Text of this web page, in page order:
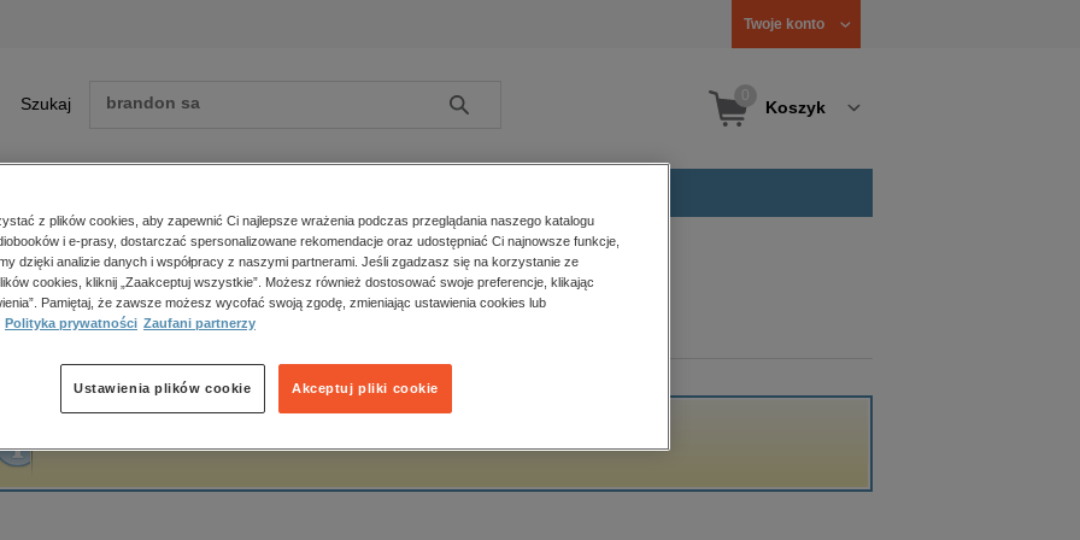
Twoje konto
Szukaj Szukaj Koszyk
Zobacz wszystkie E-prasa
polityka, społeczno-informacyjne
psychologiczne
popularno-naukowe
historia
główna Marek Wójtowicz
Wójtowicz
z plików cookies, aby zapewnić Ci najlepsze wrażenia podczas przeglądania naszego katalogu
i e-prasy, dostarczać spersonalizowane rekomendacje oraz udostępniać Ci najnowsze funkcje,
dzięki analizie danych i współpracy z naszymi partnerami. Jeśli zgadzasz się na korzystanie ze
cookies, kliknij „Zaakceptuj wszystkie”. Możesz również dostosować swoje preferencje, klikając
Pamiętaj, że zawsze możesz wycofać swoją zgodę, zmieniając ustawienia cookies lub
Polityka prywatności Zaufani partnerzy
Akceptuj pliki cookie
Ustawienia plików cookie